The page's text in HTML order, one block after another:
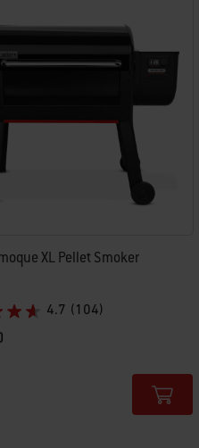
XL Pellet Smoker
4.7 (104)